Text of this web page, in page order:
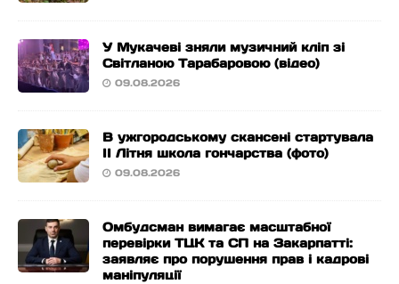
У Мукачеві зняли музичний кліп зі
Світланою Тарабаровою (відео)
09.08.2026
В ужгородському скансені стартувала
ІІ Літня школа гончарства (фото)
09.08.2026
Омбудсман вимагає масштабної
перевірки ТЦК та СП на Закарпатті:
заявляє про порушення прав і кадрові
маніпуляції